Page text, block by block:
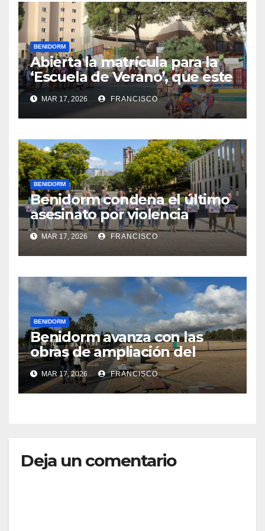
BENIDORM
Abierta la matrícula para la
‘Escuela de Verano’, que este
año se ubica en el CEIP Puig
Campana
MAR 17, 2026 FRANCISCO
BENIDORM
Benidorm condena el último
asesinato por violencia
machista registrado en
Pontevedra
MAR 17, 2026 FRANCISCO
BENIDORM
Benidorm avanza con las
obras de ampliación del
cementerio de Sant Jaume y
está a punto de iniciar la
construcción de una isleta
MAR 17, 2026 FRANCISCO
Deja un comentario